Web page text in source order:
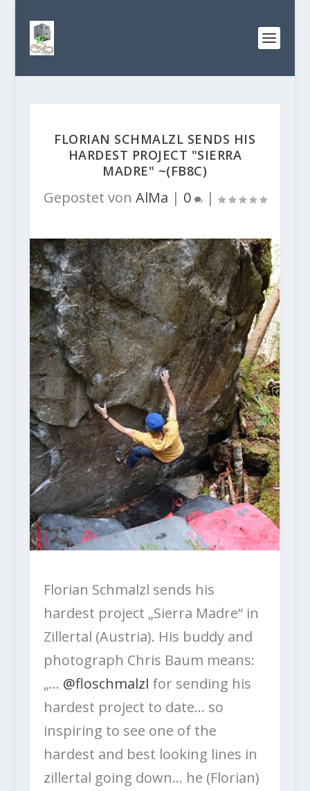
FLORIAN SCHMALZL SENDS HIS
HARDEST PROJECT "SIERRA
MADRE" ~(FB8C)
Gepostet von AlMa | 0 |
Florian Schmalzl sends his
hardest project „Sierra Madre“ in
Zillertal (Austria). His buddy and
photograph Chris Baum means:
„… @floschmalzl for sending his
hardest project to date… so
inspiring to see one of the
hardest and best looking lines in
zillertal going down… he (Florian)